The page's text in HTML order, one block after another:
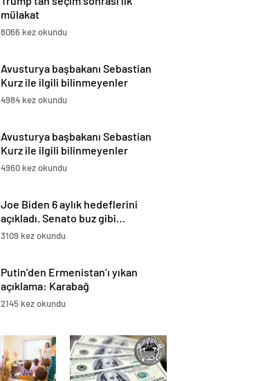
mülakat
8066 kez okundu
Avusturya başbakanı Sebastian
Kurz ile ilgili bilinmeyenler
4984 kez okundu
Avusturya başbakanı Sebastian
Kurz ile ilgili bilinmeyenler
4960 kez okundu
Joe Biden 6 aylık hedeflerini
açıkladı. Senato buz gibi…
3109 kez okundu
Putin’den Ermenistan’ı yıkan
açıklama: Karabağ
Azerbaycan’ın ayrılmaz bir
2145 kez okundu